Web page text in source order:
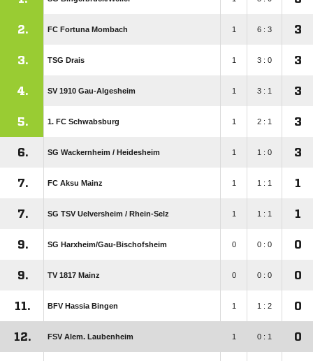
2. FC Fortuna Mombach 1 6 : 3 3
3. TSG Drais 1 3 : 0 3
4. SV 1910 Gau-Algesheim 1 3 : 1 3
5. 1. FC Schwabsburg 1 2 : 1 3
6. SG Wackernheim /​ Heidesheim 1 1 : 0 3
7. FC Aksu Mainz 1 1 : 1 1
7. SG TSV Uelversheim /​ Rhein-Selz 1 1 : 1 1
9. SG Harxheim/​Gau-Bischofsheim 0 0 : 0 0
9. TV 1817 Mainz 0 0 : 0 0
11. BFV Hassia Bingen 1 1 : 2 0
12. FSV Alem. Laubenheim 1 0 : 1 0